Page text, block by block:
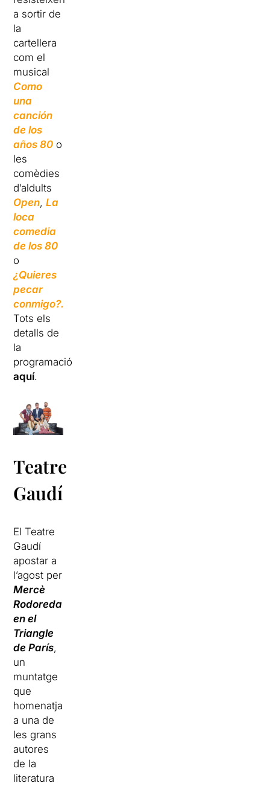
a sortir de
la
cartellera
com el
musical
Como
una
canción
de los
años 80 o
les
comèdies
d’aldults
Open,La
loca
comedia
de los 80
o
¿Quieres
pecar
conmigo?.
Tots els
detalls de
la
programació
aquí.
Teatre
Gaudí
El Teatre
Gaudí
apostar a
l’agost per
Mercè
Rodoreda
en el
Triangle
de París,
un
muntatge
que
homenatja
a una de
les grans
autores
de la
literatura